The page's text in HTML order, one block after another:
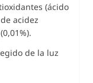
(ácido
acidez
de la luz